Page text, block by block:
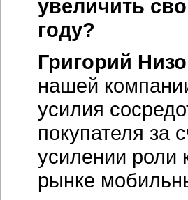
увеличить
году?
Григорий
нашей
усилия
покупателя за
усилении роли
рынке